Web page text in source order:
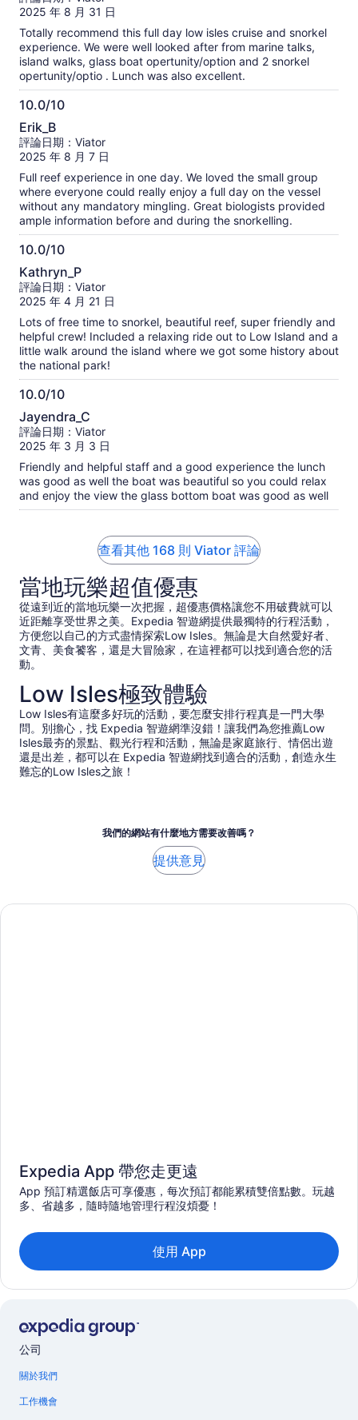
滿
分
10
分
2025 年 8 月 31 日
Totally recommend this full day low isles cruise and snorkel
experience. We were well looked after from marine talks,
island walks, glass boat opertunity/option and 2 snorkel
opertunity/optio . Lunch was also excellent.
10.0/10
10.0
分，
滿
分
10
分
Erik_B
評論日期：Viator
2025 年 8 月 7 日
Full reef experience in one day. We loved the small group
where everyone could really enjoy a full day on the vessel
without any mandatory mingling. Great biologists provided
ample information before and during the snorkelling.
10.0/10
10.0
分，
滿
分
10
分
Kathryn_P
評論日期：Viator
2025 年 4 月 21 日
Lots of free time to snorkel, beautiful reef, super friendly and
helpful crew! Included a relaxing ride out to Low Island and a
little walk around the island where we got some history about
the national park!
10.0/10
10.0
分，
滿
分
10
分
Jayendra_C
評論日期：Viator
2025 年 3 月 3 日
Friendly and helpful staff and a good experience the lunch
was good as well the boat was beautiful so you could relax
and enjoy the view the glass bottom boat was good as well
查看其他 168 則 Viator 評論
當地玩樂超值優惠
從遠到近的當地玩樂一次把握，超優惠價格讓您不用破費就可以
近距離享受世界之美。Expedia 智遊網提供最獨特的行程活動，
方便您以自己的方式盡情探索Low Isles。無論是大自然愛好者、
文青、美食饕客，還是大冒險家，在這裡都可以找到適合您的活
動。
Low Isles極致體驗
Low Isles有這麼多好玩的活動，要怎麼安排行程真是一門大學
問。別擔心，找 Expedia 智遊網準沒錯！讓我們為您推薦Low
Isles最夯的景點、觀光行程和活動，無論是家庭旅行、情侶出遊
還是出差，都可以在 Expedia 智遊網找到適合的活動，創造永生
難忘的Low Isles之旅！
我們的網站有什麼地方需要改善嗎？
提供意見
Expedia App 帶您走更遠
App 預訂精選飯店可享優惠，每次預訂都能累積雙倍點數。玩越
多、省越多，隨時隨地管理行程沒煩憂！
使用 App
公司
關於我們
工作機會